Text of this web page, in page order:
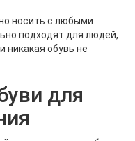
носить с любыми
подходят для людей,
никакая обувь не
для